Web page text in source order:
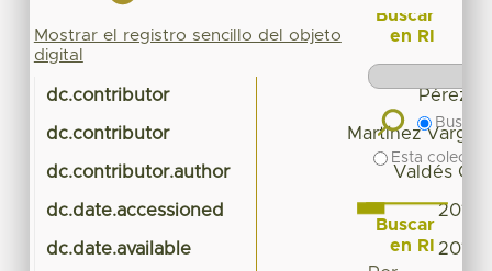
Mostrar el registro sencillo del objeto
digital
dc.contributor Pérez
dc.contributor Martínez
dc.contributor.author Valdés
dc.date.accessioned 2018-
dc.date.available 2018-
Buscar
en RI
Buscar
Esta
Buscar
en RI